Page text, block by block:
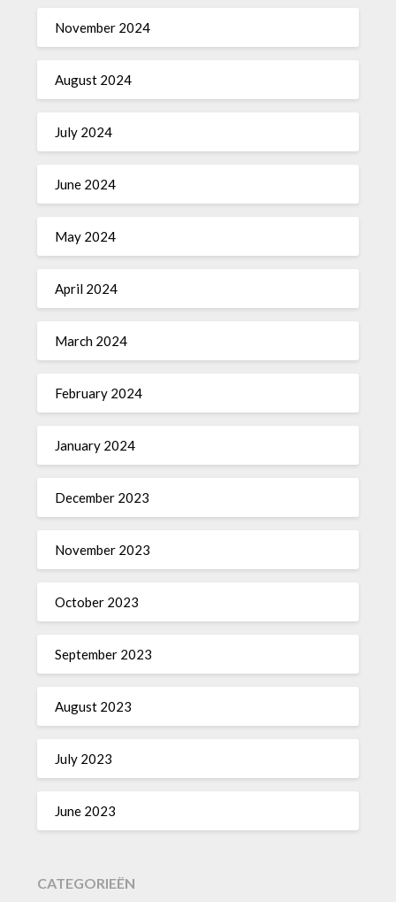
November 2024
August 2024
July 2024
June 2024
May 2024
April 2024
March 2024
February 2024
January 2024
December 2023
November 2023
October 2023
September 2023
August 2023
July 2023
June 2023
CATEGORIEËN